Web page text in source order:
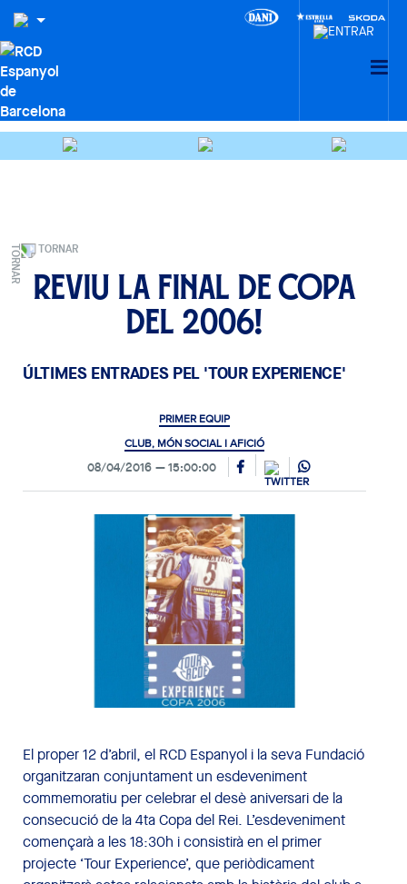
TORNAR
Reviu la final de Copa
del 2006!
ÚLTIMES ENTRADES PEL 'TOUR EXPERIENCE'
PRIMER EQUIP
CLUB, MÓN SOCIAL I AFICIÓ
08/04/2016 15:00:00
El proper 12 d’abril, el RCD Espanyol i la seva Fundació
organitzaran conjuntament un esdeveniment
commemoratiu per celebrar el desè aniversari de la
consecució de la 4ta Copa del Rei. L’esdeveniment
començarà a les 18:30h i consistirà en el primer
projecte ‘Tour Experience’, que periòdicament